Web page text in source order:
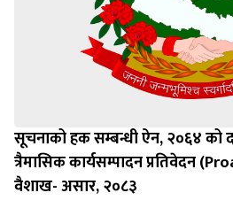
सूचनाको हक सम्बन्धी ऐन, २०६४ को
त्रैमासिक कार्यसम्पादन प्रतिवेदन
वैशाख- असार, २०८३